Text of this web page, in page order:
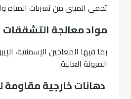
تحمي المبنى من تسربات المياه
مواد معالجة التشققات
بما فيها المعاجين الإسمنتية،
المرونة العالية.
دهانات خارجية مقاومة